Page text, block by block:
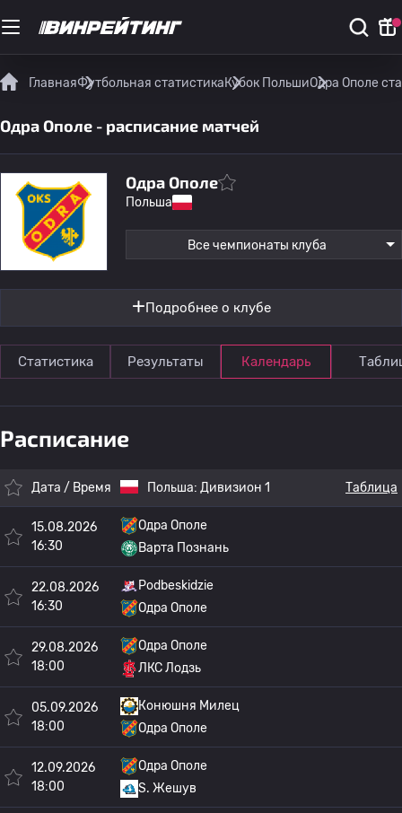
ГлавнаяФутбольная статистикаКубок ПольшиОдра Ополе
Одра Ополе - расписание матчей
Одра Ополе
Польша
Все чемпионаты клуба
Подробнее о клубе
Статистика Результаты Календарь
Расписание
Дата / Время Польша: Дивизион 1 Таблица
15.08.2026
16:30
Одра Ополе
Варта Познань
22.08.2026
16:30
Podbeskidzie
Одра Ополе
29.08.2026
18:00
Одра Ополе
ЛКС Лодзь
05.09.2026
18:00
Конюшня Милец
Одра Ополе
12.09.2026
18:00
Одра Ополе
S. Жешув